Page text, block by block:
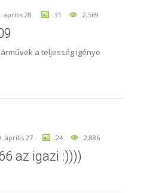
április 28. 31 2,569
a teljesség igénye
április 27. 24 2,886
az igazi :))))